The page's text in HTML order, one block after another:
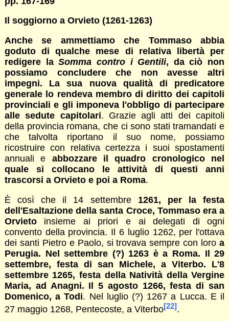
Il soggiorno a Orvieto (1261-1263)
Anche se ammettiamo che Tommaso abbia
goduto di qualche mese di relativa libertà per
redigere laSomma contro i Gentili, da ciò non
possiamo concludere che non avesse altri
impegni. La sua nuova qualità di predicatore
generale lo rendeva membro di diritto dei capitoli
provinciali e gli imponeva l'obbligo di partecipare
alle sedute capitolari. Grazie agli atti dei capitoli
della provincia romana, che ci sono stati tramandati e
che talvolta riportano il suo nome, possiamo
ricostruire con relativa certezza i suoi spostamenti
annuali e abbozzare il quadro cronologico nel
quale si collocano le attività di questi anni
trascorsi a Orvieto e poi a Roma.
È così che il 14 settembre 1261, per la festa
dell'Esaltazione della santa Croce, Tommaso era a
Orvietoinsieme ai priori e ai delegati di ogni
convento della provincia. Il 6 luglio 1262, per l'ottava
dei santi Pietro e Paolo, si trovava sempre con loroa
Perugia. Nel settembre (?) 1263 è a Roma. Il 29
settembre, festa di san Michele, a Viterbo. L'8
settembre 1265, festa della Natività della Vergine
Maria, ad Anagni. Il 5 agosto 1266, festa di san
Domenico, a Todi. Nel luglio (?) 1267 a Lucca. E il
27 maggio 1268, Pentecoste, a Viterbo[22].